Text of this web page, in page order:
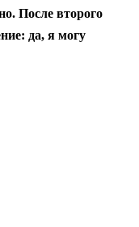
После второго
да, я могу